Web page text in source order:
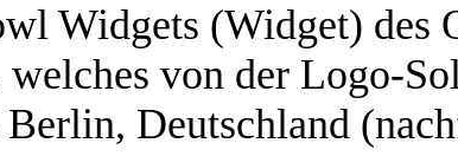
Widgets (Widget) des
von der Logo-
Berlin, Deutschland